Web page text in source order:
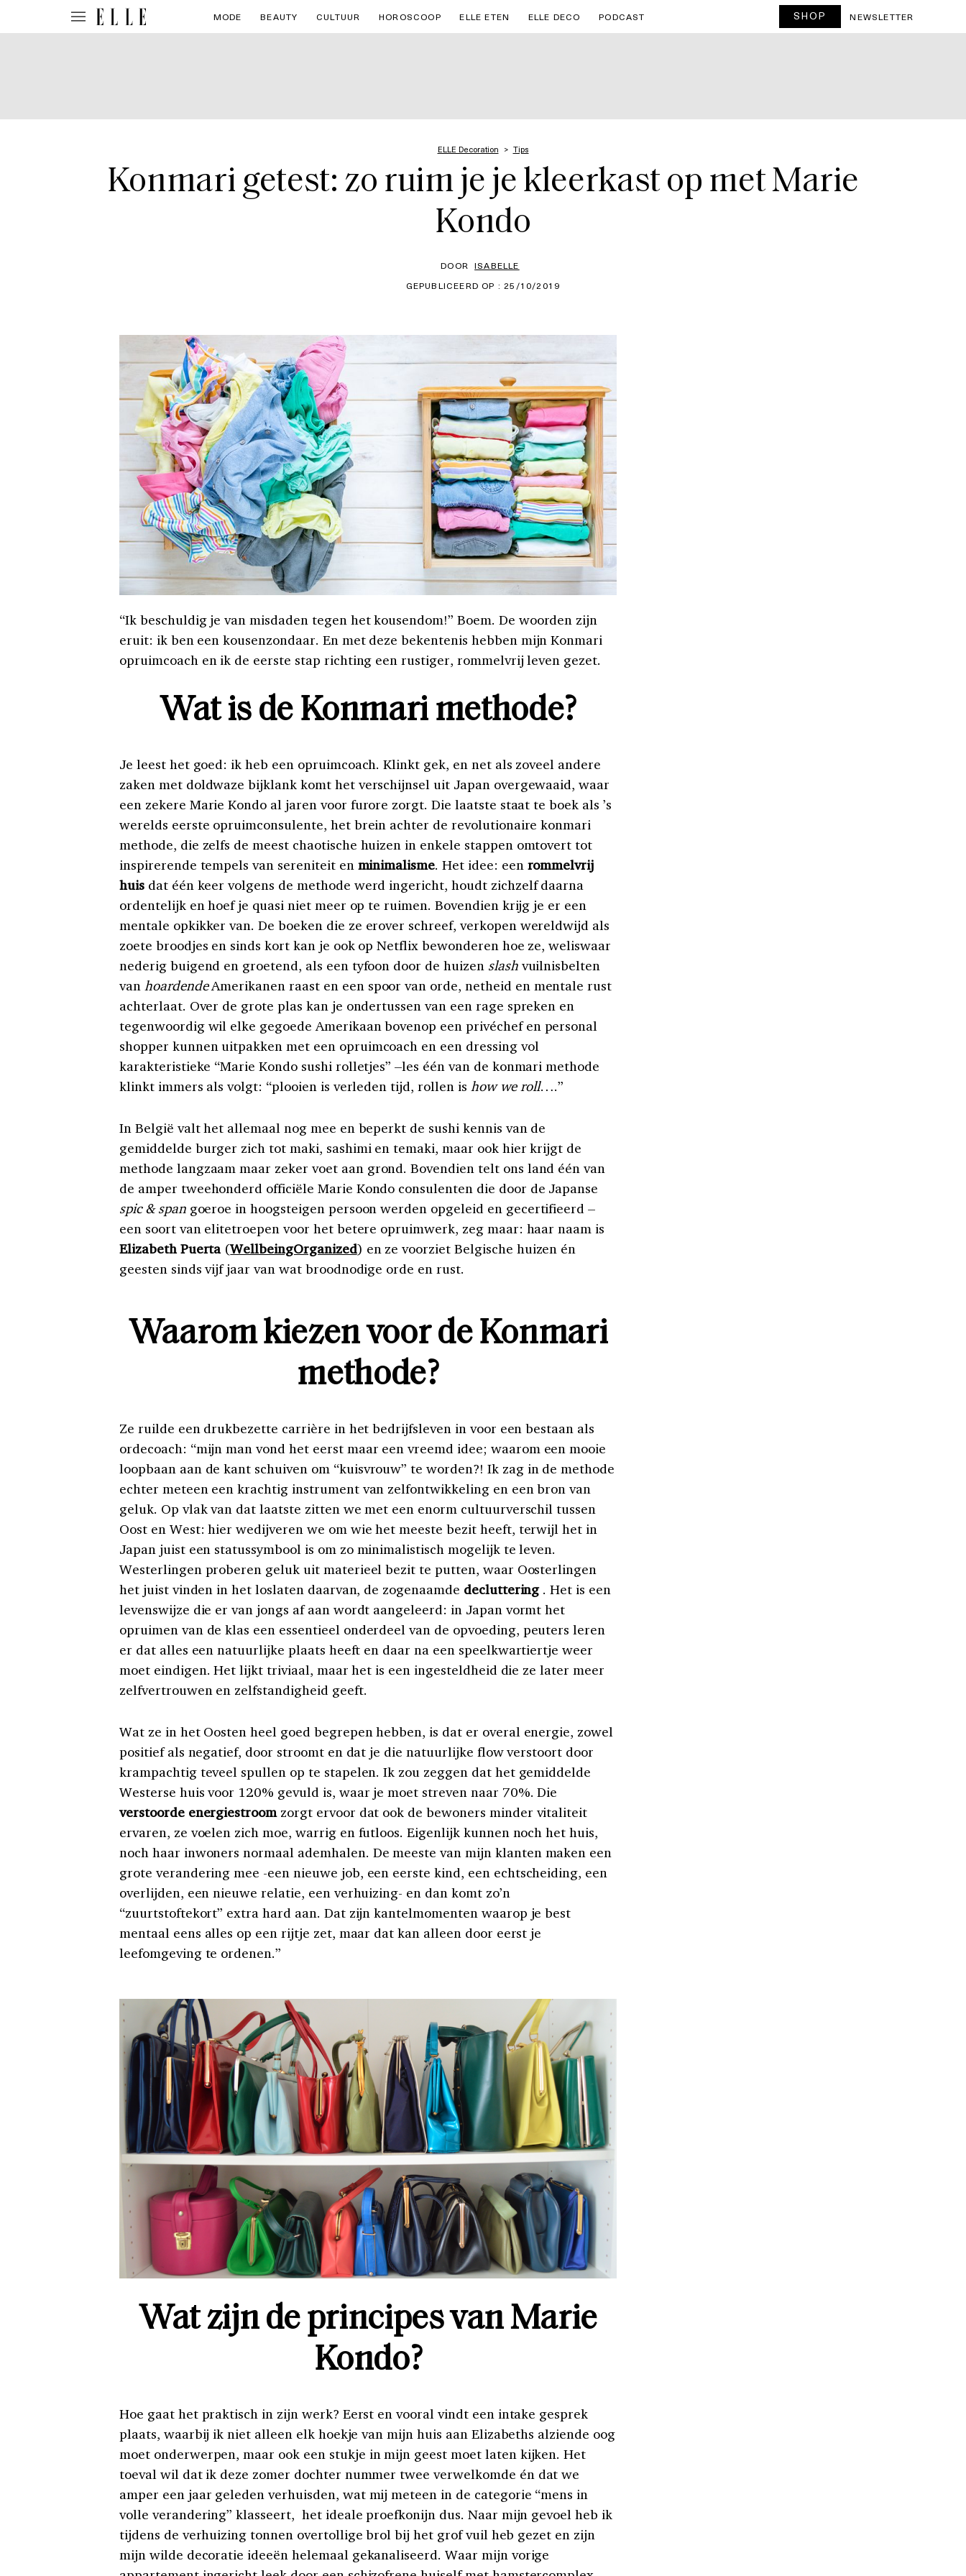
MODE BEAUTY CULTUUR HOROSCOOP ELLE ETEN ELLE DECO PODCAST SHOP NEWSLETTER
ELLE Decoration Tips
Konmari getest: zo ruim je je kleerkast op met Marie
Kondo
DOOR ISABELLE
GEPUBLICEERD OP : 25/10/2019
“Ik beschuldig je van misdaden tegen het kousendom!” Boem. De woorden zijn
eruit: ik ben een kousenzondaar. En met deze bekentenis hebben mijn Konmari
opruimcoach en ik de eerste stap richting een rustiger, rommelvrij leven gezet.
Wat is de Konmari methode?
Je leest het goed: ik heb een opruimcoach. Klinkt gek, en net als zoveel andere
zaken met doldwaze bijklank komt het verschijnsel uit Japan overgewaaid, waar
een zekere Marie Kondo al jaren voor furore zorgt. Die laatste staat te boek als ’s
werelds eerste opruimconsulente, het brein achter de revolutionaire konmari
methode, die zelfs de meest chaotische huizen in enkele stappen omtovert tot
inspirerende tempels van sereniteit en minimalisme. Het idee: een rommelvrij
huisdat één keer volgens de methode werd ingericht, houdt zichzelf daarna
ordentelijk en hoef je quasi niet meer op te ruimen. Bovendien krijg je er een
mentale opkikker van. De boeken die ze erover schreef, verkopen wereldwijd als
zoete broodjes en sinds kort kan je ook op Netflix bewonderen hoe ze, weliswaar
nederig buigend en groetend, als een tyfoon door de huizen slashvuilnisbelten
van hoardendeAmerikanen raast en een spoor van orde, netheid en mentale rust
achterlaat. Over de grote plas kan je ondertussen van een rage spreken en
tegenwoordig wil elke gegoede Amerikaan bovenop een privéchef en personal
shopper kunnen uitpakken met een opruimcoach en een dressing vol
karakteristieke “Marie Kondo sushi rolletjes” –les één van de konmari methode
klinkt immers als volgt: “plooien is verleden tijd, rollen is how we roll….”
In België valt het allemaal nog mee en beperkt de sushi kennis van de
gemiddelde burger zich tot maki, sashimi en temaki, maar ook hier krijgt de
methode langzaam maar zeker voet aan grond. Bovendien telt ons land één van
de amper tweehonderd officiële Marie Kondo consulenten die door de Japanse
spic & spangoeroe in hoogsteigen persoon werden opgeleid en gecertifieerd –
een soort van elitetroepen voor het betere opruimwerk, zeg maar: haar naam is
Elizabeth Puerta(WellbeingOrganized) en ze voorziet Belgische huizen én
geesten sinds vijf jaar van wat broodnodige orde en rust.
Waarom kiezen voor de Konmari
methode?
Ze ruilde een drukbezette carrière in het bedrijfsleven in voor een bestaan als
ordecoach: “mijn man vond het eerst maar een vreemd idee; waarom een mooie
loopbaan aan de kant schuiven om “kuisvrouw” te worden?! Ik zag in de methode
echter meteen een krachtig instrument van zelfontwikkeling en een bron van
geluk. Op vlak van dat laatste zitten we met een enorm cultuurverschil tussen
Oost en West: hier wedijveren we om wie het meeste bezit heeft, terwijl het in
Japan juist een statussymbool is om zo minimalistisch mogelijk te leven.
Westerlingen proberen geluk uit materieel bezit te putten, waar Oosterlingen
het juist vinden in het loslaten daarvan, de zogenaamde decluttering. Het is een
levenswijze die er van jongs af aan wordt aangeleerd: in Japan vormt het
opruimen van de klas een essentieel onderdeel van de opvoeding, peuters leren
er dat alles een natuurlijke plaats heeft en daar na een speelkwartiertje weer
moet eindigen. Het lijkt triviaal, maar het is een ingesteldheid die ze later meer
zelfvertrouwen en zelfstandigheid geeft.
Wat ze in het Oosten heel goed begrepen hebben, is dat er overal energie, zowel
positief als negatief, door stroomt en dat je die natuurlijke flow verstoort door
krampachtig teveel spullen op te stapelen. Ik zou zeggen dat het gemiddelde
Westerse huis voor 120% gevuld is, waar je moet streven naar 70%. Die
verstoorde energiestroomzorgt ervoor dat ook de bewoners minder vitaliteit
ervaren, ze voelen zich moe, warrig en futloos. Eigenlijk kunnen noch het huis,
noch haar inwoners normaal ademhalen. De meeste van mijn klanten maken een
grote verandering mee -een nieuwe job, een eerste kind, een echtscheiding, een
overlijden, een nieuwe relatie, een verhuizing- en dan komt zo’n
“zuurtstoftekort” extra hard aan. Dat zijn kantelmomenten waarop je best
mentaal eens alles op een rijtje zet, maar dat kan alleen door eerst je
leefomgeving te ordenen.”
Wat zijn de principes van Marie
Kondo?
Hoe gaat het praktisch in zijn werk? Eerst en vooral vindt een intake gesprek
plaats, waarbij ik niet alleen elk hoekje van mijn huis aan Elizabeths alziende oog
moet onderwerpen, maar ook een stukje in mijn geest moet laten kijken. Het
toeval wil dat ik deze zomer dochter nummer twee verwelkomde én dat we
amper een jaar geleden verhuisden, wat mij meteen in de categorie “mens in
volle verandering” klasseert, het ideale proefkonijn dus. Naar mijn gevoel heb ik
tijdens de verhuizing tonnen overtollige brol bij het grof vuil heb gezet en zijn
mijn wilde decoratie ideeën helemaal gekanaliseerd. Waar mijn vorige